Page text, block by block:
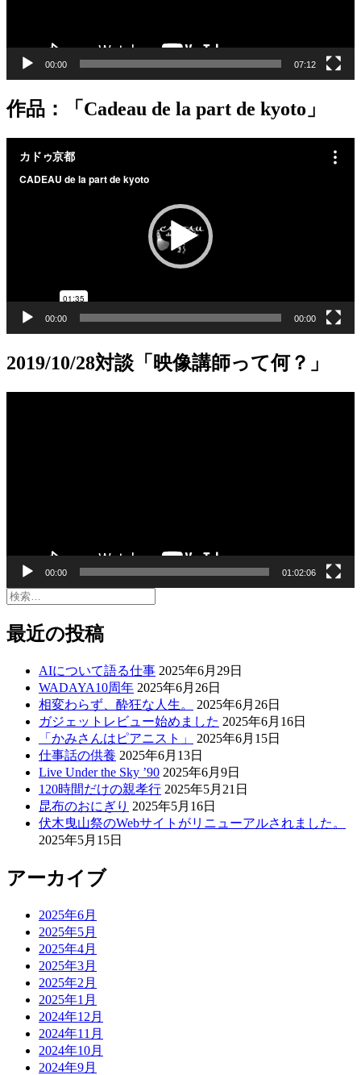
00:00 07:12
作品：「Cadeau de la part de kyoto」
00:00 00:00
2019/10/28対談「映像講師って何？」
00:00 01:02:06
検
最近の投稿
AIについて語る仕事 2025年6月29日
WADAYA10周年 2025年6月26日
相変わらず、酔狂な人生。
2025年6月26日
ガジェットレビュー始めました 2025年6月16日
「かみさんはピアニスト」
2025年6月15日
仕事話の供養 2025年6月13日
Live Under the Sky ’90 2025年6月9日
120時間だけの親孝行 2025年5月21日
昆布のおにぎり 2025年5月16日
伏木曳山祭のWebサイトがリニューアルされました。
2025年5月15日
アーカイブ
2025年6月
2025年5月
2025年4月
2025年3月
2025年2月
2025年1月
2024年12月
2024年11月
2024年10月
2024年9月